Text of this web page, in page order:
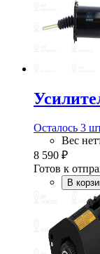
Осталось 3
Вес
8 590 ₽
Готов к
В